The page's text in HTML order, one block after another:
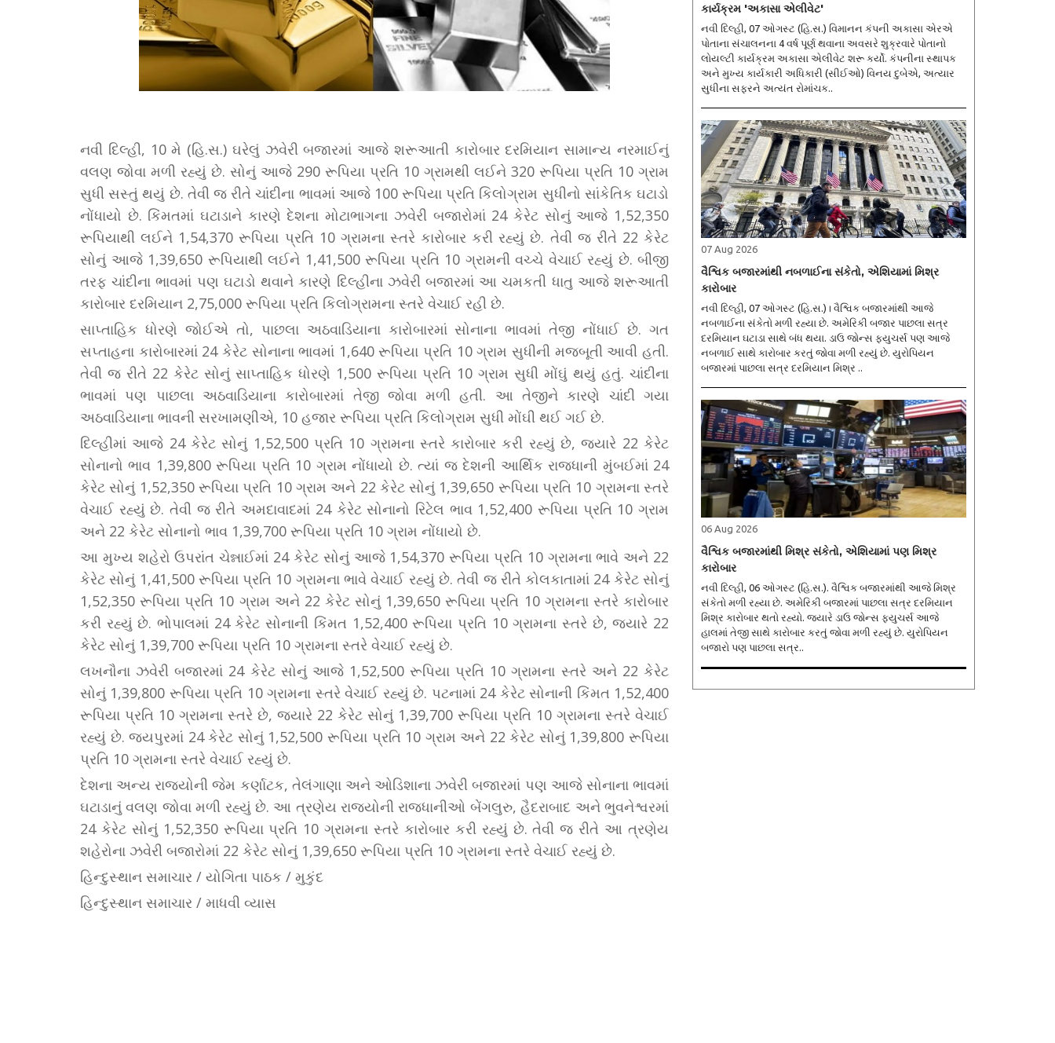
નવી દિલ્હી, 10 મે (હિ.સ.) ઘરેલું ઝવેરી બજારમાં આજે શરૂઆતી કારોબાર દરમિયાન સામાન્ય નરમાઈનું
વલણ જોવા મળી રહ્યું છે. સોનું આજે 290 રૂપિયા પ્રતિ 10 ગ્રામથી લઈને 320 રૂપિયા પ્રતિ 10 ગ્રામ
સુધી સસ્તું થયું છે. તેવી જ રીતે ચાંદીના ભાવમાં આજે 100 રૂપિયા પ્રતિ કિલોગ્રામ સુધીનો સાંકેતિક ઘટાડો
નોંધાયો છે. કિંમતમાં ઘટાડાને કારણે દેશના મોટાભાગના ઝવેરી બજારોમાં 24 કેરેટ સોનું આજે 1,52,350
રૂપિયાથી લઈને 1,54,370 રૂપિયા પ્રતિ 10 ગ્રામના સ્તરે કારોબાર કરી રહ્યું છે. તેવી જ રીતે 22 કેરેટ
સોનું આજે 1,39,650 રૂપિયાથી લઈને 1,41,500 રૂપિયા પ્રતિ 10 ગ્રામની વચ્ચે વેચાઈ રહ્યું છે. બીજી
તરફ ચાંદીના ભાવમાં પણ ઘટાડો થવાને કારણે દિલ્હીના ઝવેરી બજારમાં આ ચમકતી ધાતુ આજે શરૂઆતી
કારોબાર દરમિયાન 2,75,000 રૂપિયા પ્રતિ કિલોગ્રામના સ્તરે વેચાઈ રહી છે.
સાપ્તાહિક ધોરણે જોઈએ તો, પાછલા અઠવાડિયાના કારોબારમાં સોનાના ભાવમાં તેજી નોંધાઈ છે. ગત
સપ્તાહના કારોબારમાં 24 કેરેટ સોનાના ભાવમાં 1,640 રૂપિયા પ્રતિ 10 ગ્રામ સુધીની મજબૂતી આવી હતી.
તેવી જ રીતે 22 કેરેટ સોનું સાપ્તાહિક ધોરણે 1,500 રૂપિયા પ્રતિ 10 ગ્રામ સુધી મોંઘું થયું હતું. ચાંદીના
ભાવમાં પણ પાછલા અઠવાડિયાના કારોબારમાં તેજી જોવા મળી હતી. આ તેજીને કારણે ચાંદી ગયા
અઠવાડિયાના ભાવની સરખામણીએ, 10 હજાર રૂપિયા પ્રતિ કિલોગ્રામ સુધી મોંઘી થઈ ગઈ છે.
દિલ્હીમાં આજે 24 કેરેટ સોનું 1,52,500 પ્રતિ 10 ગ્રામના સ્તરે કારોબાર કરી રહ્યું છે, જ્યારે 22 કેરેટ
સોનાનો ભાવ 1,39,800 રૂપિયા પ્રતિ 10 ગ્રામ નોંધાયો છે. ત્યાં જ દેશની આર્થિક રાજધાની મુંબઈમાં 24
કેરેટ સોનું 1,52,350 રૂપિયા પ્રતિ 10 ગ્રામ અને 22 કેરેટ સોનું 1,39,650 રૂપિયા પ્રતિ 10 ગ્રામના સ્તરે
વેચાઈ રહ્યું છે. તેવી જ રીતે અમદાવાદમાં 24 કેરેટ સોનાનો રિટેલ ભાવ 1,52,400 રૂપિયા પ્રતિ 10 ગ્રામ
અને 22 કેરેટ સોનાનો ભાવ 1,39,700 રૂપિયા પ્રતિ 10 ગ્રામ નોંધાયો છે.
આ મુખ્ય શહેરો ઉપરાંત ચેન્નાઈમાં 24 કેરેટ સોનું આજે 1,54,370 રૂપિયા પ્રતિ 10 ગ્રામના ભાવે અને 22
કેરેટ સોનું 1,41,500 રૂપિયા પ્રતિ 10 ગ્રામના ભાવે વેચાઈ રહ્યું છે. તેવી જ રીતે કોલકાતામાં 24 કેરેટ સોનું
1,52,350 રૂપિયા પ્રતિ 10 ગ્રામ અને 22 કેરેટ સોનું 1,39,650 રૂપિયા પ્રતિ 10 ગ્રામના સ્તરે કારોબાર
કરી રહ્યું છે. ભોપાલમાં 24 કેરેટ સોનાની કિંમત 1,52,400 રૂપિયા પ્રતિ 10 ગ્રામના સ્તરે છે, જ્યારે 22
કેરેટ સોનું 1,39,700 રૂપિયા પ્રતિ 10 ગ્રામના સ્તરે વેચાઈ રહ્યું છે.
લખનૌના ઝવેરી બજારમાં 24 કેરેટ સોનું આજે 1,52,500 રૂપિયા પ્રતિ 10 ગ્રામના સ્તરે અને 22 કેરેટ
સોનું 1,39,800 રૂપિયા પ્રતિ 10 ગ્રામના સ્તરે વેચાઈ રહ્યું છે. પટનામાં 24 કેરેટ સોનાની કિંમત 1,52,400
રૂપિયા પ્રતિ 10 ગ્રામના સ્તરે છે, જ્યારે 22 કેરેટ સોનું 1,39,700 રૂપિયા પ્રતિ 10 ગ્રામના સ્તરે વેચાઈ
રહ્યું છે. જયપુરમાં 24 કેરેટ સોનું 1,52,500 રૂપિયા પ્રતિ 10 ગ્રામ અને 22 કેરેટ સોનું 1,39,800 રૂપિયા
પ્રતિ 10 ગ્રામના સ્તરે વેચાઈ રહ્યું છે.
દેશના અન્ય રાજ્યોની જેમ કર્ણાટક, તેલંગાણા અને ઓડિશાના ઝવેરી બજારમાં પણ આજે સોનાના ભાવમાં
ઘટાડાનું વલણ જોવા મળી રહ્યું છે. આ ત્રણેય રાજ્યોની રાજધાનીઓ બેંગલુરુ, હૈદરાબાદ અને ભુવનેશ્વરમાં
24 કેરેટ સોનું 1,52,350 રૂપિયા પ્રતિ 10 ગ્રામના સ્તરે કારોબાર કરી રહ્યું છે. તેવી જ રીતે આ ત્રણેય
શહેરોના ઝવેરી બજારોમાં 22 કેરેટ સોનું 1,39,650 રૂપિયા પ્રતિ 10 ગ્રામના સ્તરે વેચાઈ રહ્યું છે.
હિન્દુસ્થાન સમાચાર / યોગિતા પાઠક / મુકુંદ
હિન્દુસ્થાન સમાચાર / માધવી વ્યાસ
કાર્યક્રમ 'અકાસા એલીવેટ'
નવી દિલ્હી, 07 ઓગસ્ટ (હિ.સ.) વિમાનન કંપની અકાસા એરએ
પોતાના સંચાલનના 4 વર્ષ પૂર્ણ થવાના અવસરે શુક્રવારે પોતાનો
લોયલ્ટી કાર્યક્રમ અકાસા એલીવેટ શરૂ કર્યો. કંપનીના સ્થાપક
અને મુખ્ય કાર્યકારી અધિકારી (સીઈઓ) વિનય દુબેએ, અત્યાર
સુધીના સફરને અત્યંત રોમાંચક..
07 Aug 2026
વૈશ્વિક બજારમાંથી નબળાઈના સંકેતો, એશિયામાં મિશ્ર
કારોબાર
નવી દિલ્હી, 07 ઓગસ્ટ (હિ.સ.)। વૈશ્વિક બજારમાંથી આજે
નબળાઈના સંકેતો મળી રહ્યા છે. અમેરિકી બજાર પાછલા સત્ર
દરમિયાન ઘટાડા સાથે બંધ થયા. ડાઉ જોન્સ ફ્યુચર્સ પણ આજે
નબળાઈ સાથે કારોબાર કરતું જોવા મળી રહ્યું છે. યુરોપિયન
બજારમાં પાછલા સત્ર દરમિયાન મિશ્ર ..
06 Aug 2026
વૈશ્વિક બજારમાંથી મિશ્ર સંકેતો, એશિયામાં પણ મિશ્ર
કારોબાર
નવી દિલ્હી, 06 ઓગસ્ટ (હિ.સ.). વૈશ્વિક બજારમાંથી આજે મિશ્ર
સંકેતો મળી રહ્યા છે. અમેરિકી બજારમાં પાછલા સત્ર દરમિયાન
મિશ્ર કારોબાર થતો રહ્યો. જ્યારે ડાઉ જોન્સ ફ્યુચર્સ આજે
હાલમાં તેજી સાથે કારોબાર કરતું જોવા મળી રહ્યું છે. યુરોપિયન
બજારો પણ પાછલા સત્ર..